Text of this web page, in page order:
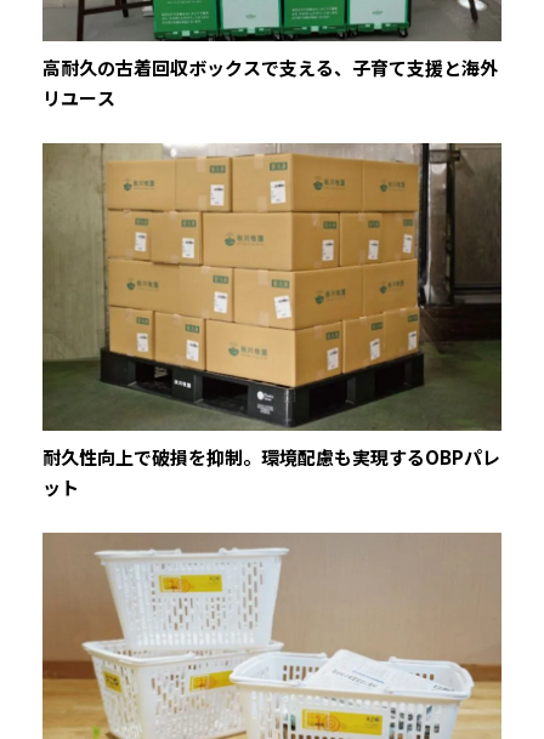
高耐久の古着回収ボックスで支える、子育て支援と海外
リユース
耐久性向上で破損を抑制。環境配慮も実現するOBPパレ
ット